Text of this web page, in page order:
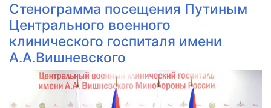
Стенограмма посещения Путиным
Центрального военного
клинического госпиталя имени
А.А.Вишневского